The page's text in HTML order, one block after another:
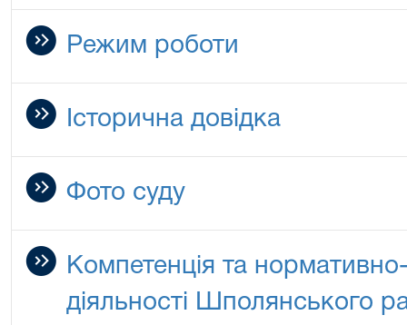
Режим роботи
Історична довідка
Фото суду
Компетенція та
діяльності Шполянського